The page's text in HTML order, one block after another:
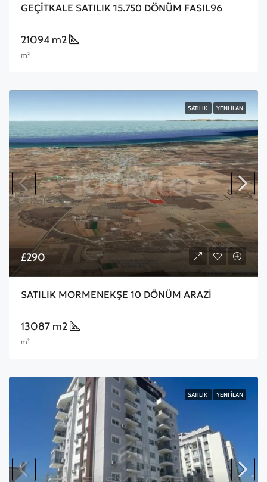
GEÇİTKALE SATILIK 15.750 DÖNÜM FASIL96
21094 m2
m²
SATILIK YENI İLAN
£290
SATILIK MORMENEKŞE 10 DÖNÜM ARAZİ
13087 m2
m²
SATILIK YENI İLAN